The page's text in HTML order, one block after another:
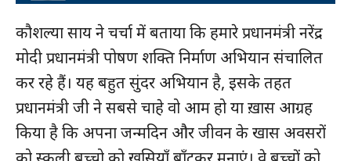
कौशल्या साय ने चर्चा में बताया कि हमारे प्रधानमंत्री नरेंद्र
मोदी प्रधानमंत्री पोषण शक्ति निर्माण अभियान संचालित
कर रहे हैं। यह बहुत सुंदर अभियान है, इसके तहत
प्रधानमंत्री जी ने सबसे चाहे वो आम हो या ख़ास आग्रह
किया है कि अपना जन्मदिन और जीवन के खास अवसरों